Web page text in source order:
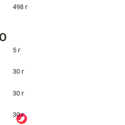
498 г
5 г
30 г
30 г
30 г